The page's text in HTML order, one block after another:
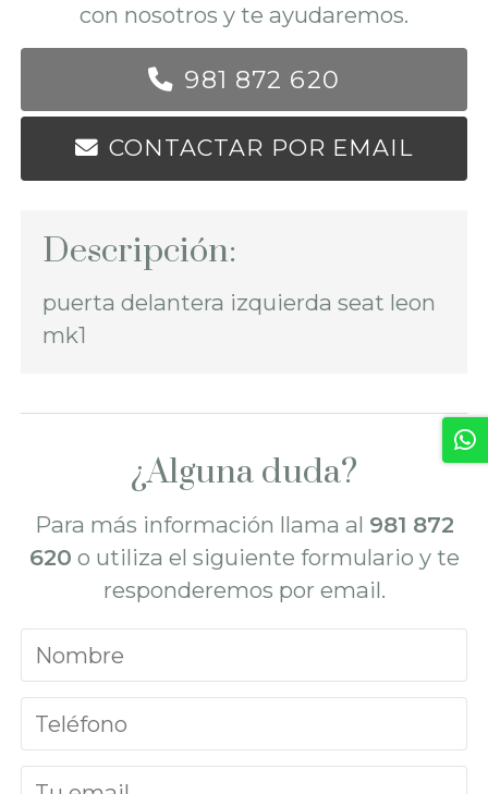
con nosotros y te ayudaremos.
981 872 620
CONTACTAR POR EMAIL
Descripción:
puerta delantera izquierda seat leon
mk1
¿Alguna duda?
Para más información llama al 981 872
620 o utiliza el siguiente formulario y te
responderemos por email.